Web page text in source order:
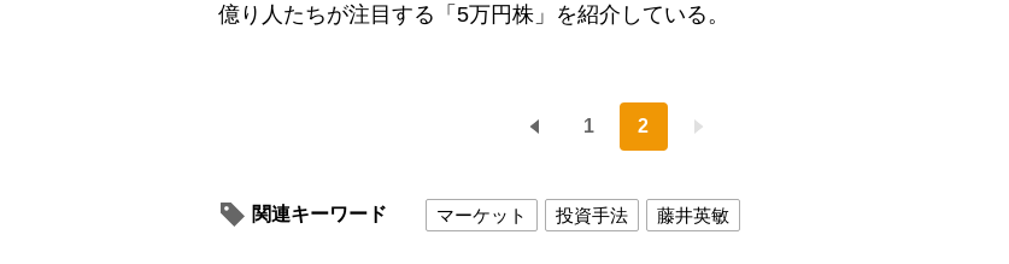
億り人たちが注目する「5万円株」を紹介している。
1 2
関連キーワード マーケット 投資手法 藤井英敏